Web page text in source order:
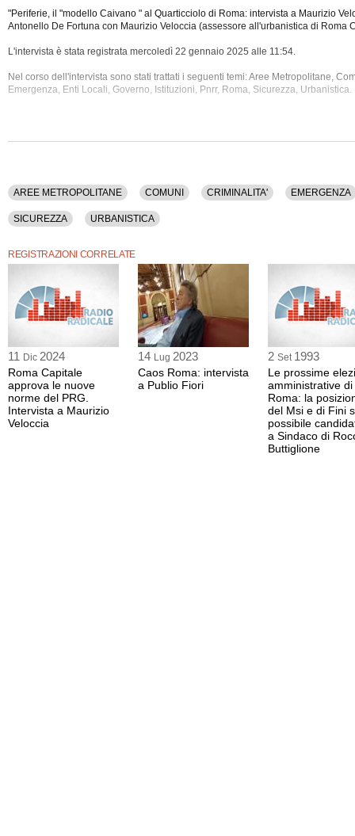
"Periferie, il "modello Caivano " al Quarticciolo di Roma: intervista a Maurizio
Antonello De Fortuna con Maurizio Veloccia (assessore all'urbanistica di Roma
L'intervista è stata registrata mercoledì 22 gennaio 2025 alle 11:54.
Nel corso dell'intervista sono stati trattati i seguenti temi: Aree Metropolitane,
Emergenza, Enti Locali, Governo, Istituzioni, Pnrr, Roma, Sicurezza, Urbanistica.
AREE METROPOLITANE COMUNI CRIMINALITA' EMERGENZA
SICUREZZA URBANISTICA
REGISTRAZIONI CORRELATE
11 Dic 2024
Roma Capitale
approva le nuove
norme del PRG.
Intervista a Maurizio
Veloccia
14 Lug 2023
Caos Roma: intervista
a Publio Fiori
2 Set 1993
Le prossime
amministrative di
Roma: la
del Msi e di Fini
possibile
a Sindaco di
Buttiglione